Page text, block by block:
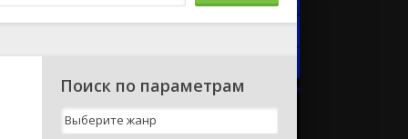
Поиск по параметрам